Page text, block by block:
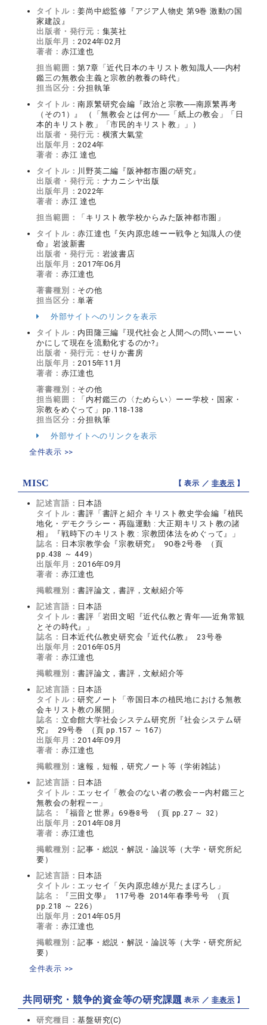
タイトル：姜尚中総監修『アジア人物史 第9巻 激動の国
家建設』
出版者・発行元： 集英社
出版年月：2024年02月
著者： 赤江達也
担当範囲：第7章「近代日本のキリスト教知識人──内村
鑑三の無教会主義と宗教的教養の時代」
担当区分：分担執筆
タイトル：南原繁研究会編『政治と宗教──南原繁再考
（その1）』 （「無教会とは何か──「紙上の教会」「日
本的キリスト教」「市民的キリスト教」」）
出版者・発行元： 横濱大氣堂
出版年月：2024年
著者： 赤江 達也
タイトル： 川野英二編『阪神都市圏の研究』
出版者・発行元： ナカニシヤ出版
出版年月：2022年
著者： 赤江 達也
担当範囲：
「キリスト教学校からみた阪神都市圏」
タイトル：赤江達也『矢内原忠雄ーー戦争と知識人の使
命』岩波新書
出版者・発行元： 岩波書店
出版年月：2017年06月
著者： 赤江達也
著書種別： その他
担当区分：単著
外部サイトへのリンクを表示
タイトル： 内田隆三編『現代社会と人間への問いーーい
かにして現在を流動化するのか?』
出版者・発行元： せりか書房
出版年月：2015年11月
著者： 赤江達也
著書種別： その他
担当範囲：
「内村鑑三の〈ためらい〉ーー学校・国家・
宗教をめぐって」pp.118-138
担当区分：分担執筆
外部サイトへのリンクを表示
全件表示 >>
MISC 【 表示 ／非表示 】
記述言語： 日本語
タイトル：書評「書評と紹介 キリスト教史学会編『植民
地化・デモクラシー・再臨運動 : 大正期キリスト教の諸
相』『戦時下のキリスト教 : 宗教団体法をめぐって』」
誌名： 日本宗教学会『宗教研究』 90巻2号巻 （頁
pp.438 ～ 449）
出版年月：2016年09月
著者： 赤江達也
掲載種別：書評論文，書評，文献紹介等
記述言語： 日本語
タイトル：書評「岩田文昭『近代仏教と青年──近角常観
とその時代』」
誌名： 日本近代仏教史研究会『近代仏教』 23号巻
出版年月：2016年05月
著者： 赤江達也
掲載種別：書評論文，書評，文献紹介等
記述言語： 日本語
タイトル：研究ノート「帝国日本の植民地における無教
会キリスト教の展開」
誌名： 立命館大学社会システム研究所『社会システム研
究』 29号巻 （頁 pp.157 ～ 167）
出版年月：2014年09月
著者： 赤江達也
掲載種別：速報，短報，研究ノート等（学術雑誌）
記述言語： 日本語
タイトル： エッセイ「教会のない者の教会――内村鑑三と
無教会の射程――」
誌名：
『福音と世界』69巻8号 （頁 pp.27 ～ 32）
出版年月：2014年08月
著者： 赤江達也
掲載種別：記事・総説・解説・論説等（大学・研究所紀
要）
記述言語： 日本語
タイトル： エッセイ「矢内原忠雄が見たまぼろし」
誌名：
『三田文學』 117号巻 2014年春季号号 （頁
pp.218 ～ 226）
出版年月：2014年05月
著者： 赤江達也
掲載種別：記事・総説・解説・論説等（大学・研究所紀
要）
全件表示 >>
共同研究・競争的資金等の研究課題【 表示 ／非表示 】
研究種目：基盤研究(C)